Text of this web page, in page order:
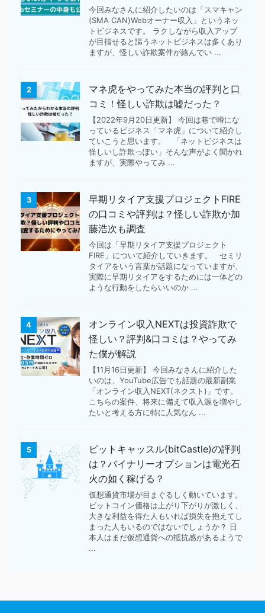
今回みなさんに紹介したいのは「スマキャン
(SMA CAN)Webオーナー収入」というネッ
トビジネスです。 ラクしながら収入アップ
が目指せると謳うネットビジネスは多くあり
ますが、怪しい詐欺案件が絡んでい ...
2
マネ虎をやってみた本当の評判と口
コミ！怪しい詐欺は嘘だった？
【2022年9月20日更新】 今回は巷で噂にな
っているビジネス「マネ虎」について紹介し
ていこうと思います。 「ネットビジネスは
怪しいし詐欺っぽい」そんな声がよく聞かれ
ますが、実際やってみ ...
3
早期リタイア支援プロジェクトFIRE
の口コミや評判は？怪しい詐欺か加
藤浩次も調査
今回は「早期リタイア支援プロジェクト
FIRE」について紹介していきます。 セミリ
タイアをいう言葉が話題になっていますが、
実際に早期リタイアをするためには一体どの
ような行動をしたらいいのか ...
4
オンライン収入NEXTは投資詐欺で
怪しい？評判&口コミは？やってみ
た僕が解説
【11月16日更新】 今回みなさんに紹介した
いのは、YouTube広告でも話題の最新副業
「オンライン収入NEXT(ネクスト)」です。
こちらの案件、将来に備えて収入源を増やし
たいと考える方に特に人気なん ...
5
ビットキャッスル(bitCastle)の評判
は？バイナリーオプションは電光石
火の如く稼げる？
仮想通貨市場が目まぐるしく動いています。
ビットコイン価格は上がり下がりが激しく、
大きな利益を得た人もいれば損失を抱えてし
まった人もいるのではないでしょうか？ 日
本人はまだ仮想通貨への抵抗感があるようで
...